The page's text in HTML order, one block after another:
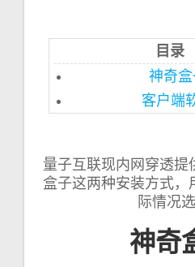
目录
神奇
客户端
量子互联现内网穿透提
盒子这两种安装方式，
际情况选
神奇